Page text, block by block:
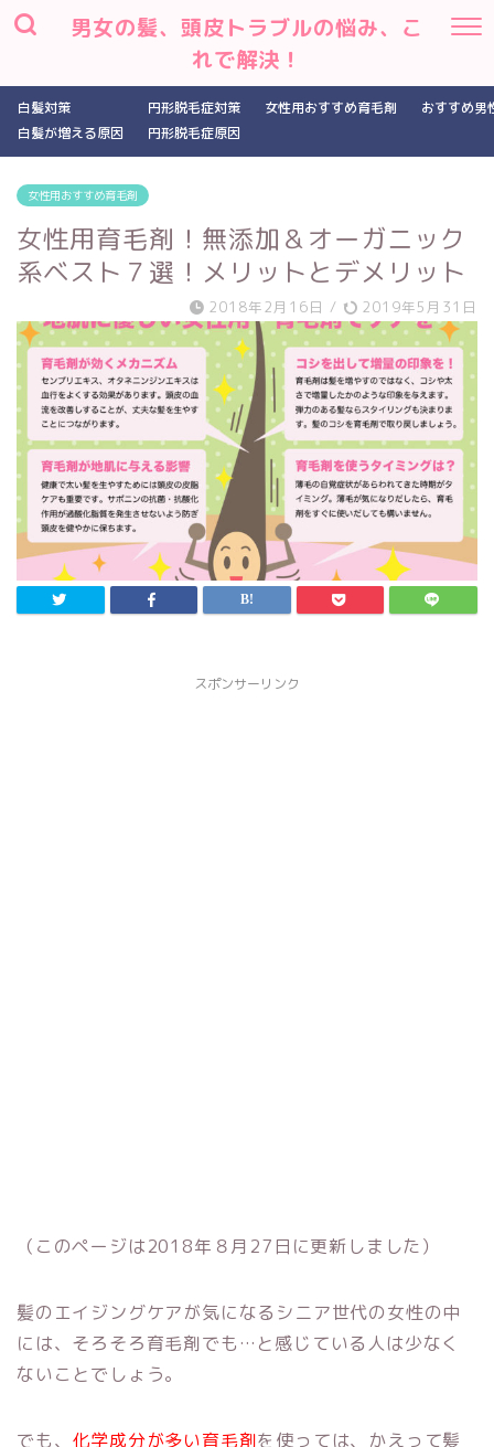
男女の髪、頭皮トラブルの悩み、こ
れで解決！
白髪対策
白髪が増える原因
円形脱毛症対策
円形脱毛症原因
女性用おすすめ育毛剤 おすすめ男
女性用おすすめ育毛剤
女性用育毛剤！無添加＆オーガニック
系ベスト７選！メリットとデメリット
2018年2月16日 / 2019年5月31日
スポンサーリンク
（このページは2018年８月27日に更新しました）
髪のエイジングケアが気になるシニア世代の女性の中
には、そろそろ育毛剤でも…と感じている人は少なく
ないことでしょう。
でも、 化学成分が多い育毛剤を使っては、かえって髪